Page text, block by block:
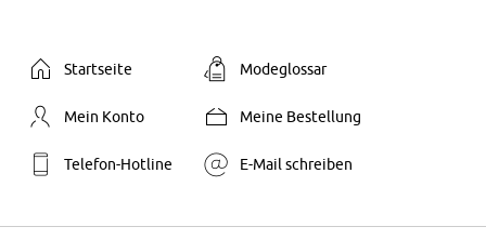
Startseite Modeglossar
Mein Konto Meine Bestellung
Telefon-Hotline E-Mail schreiben